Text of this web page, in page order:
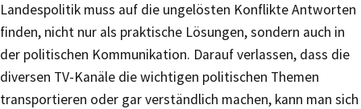
Landespolitik muss auf die ungelösten Konflikte Antworten
finden, nicht nur als praktische Lösungen, sondern auch in
der politischen Kommunikation. Darauf verlassen, dass die
diversen TV-Kanäle die wichtigen politischen Themen
transportieren oder gar verständlich machen, kann man sich